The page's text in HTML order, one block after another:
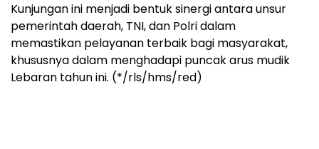
Kunjungan ini menjadi bentuk sinergi antara unsur
pemerintah daerah, TNI, dan Polri dalam
memastikan pelayanan terbaik bagi masyarakat,
khususnya dalam menghadapi puncak arus mudik
Lebaran tahun ini. (*/rls/hms/red)